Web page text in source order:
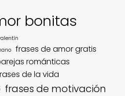
bonitas
frases de amor gratis
románticas
de la vida
frases de motivación